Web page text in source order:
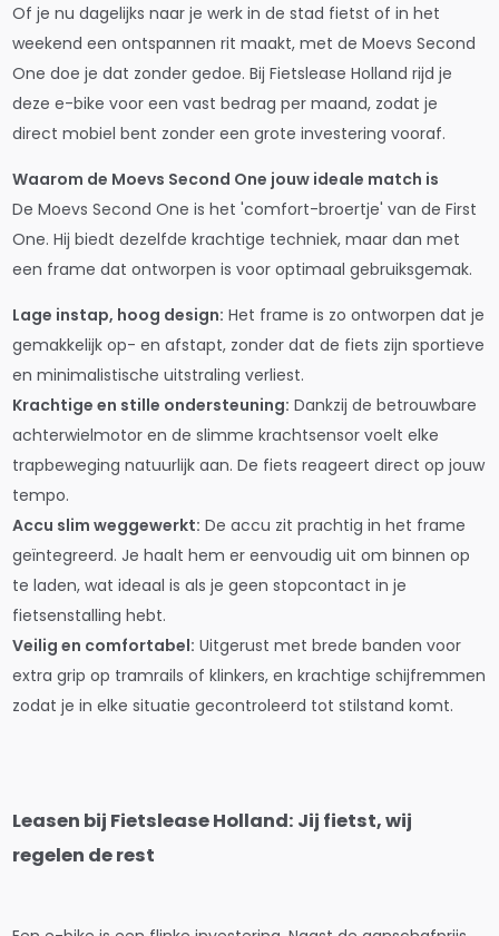
Of je nu dagelijks naar je werk in de stad fietst of in het
weekend een ontspannen rit maakt, met de Moevs Second
One doe je dat zonder gedoe. Bij Fietslease Holland rijd je
deze e-bike voor een vast bedrag per maand, zodat je
direct mobiel bent zonder een grote investering vooraf.
Waarom de Moevs Second One jouw ideale match is
De Moevs Second One is het 'comfort-broertje' van de First
One. Hij biedt dezelfde krachtige techniek, maar dan met
een frame dat ontworpen is voor optimaal gebruiksgemak.
Lage instap, hoog design: Het frame is zo ontworpen dat je
gemakkelijk op- en afstapt, zonder dat de fiets zijn sportieve
en minimalistische uitstraling verliest.
Krachtige en stille ondersteuning: Dankzij de betrouwbare
achterwielmotor en de slimme krachtsensor voelt elke
trapbeweging natuurlijk aan. De fiets reageert direct op jouw
tempo.
Accu slim weggewerkt: De accu zit prachtig in het frame
geïntegreerd. Je haalt hem er eenvoudig uit om binnen op
te laden, wat ideaal is als je geen stopcontact in je
fietsenstalling hebt.
Veilig en comfortabel: Uitgerust met brede banden voor
extra grip op tramrails of klinkers, en krachtige schijfremmen
zodat je in elke situatie gecontroleerd tot stilstand komt.
Leasen bij Fietslease Holland: Jij fietst, wij
regelen de rest